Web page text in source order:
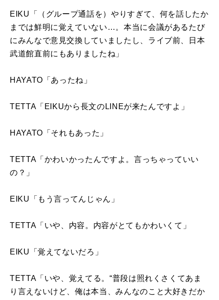
EIKU「（グループ通話を）やりすぎて、何を話したか
までは鮮明に覚えていない…。本当に会議があるたび
にみんなで意見交換していましたし、ライブ前、日本
武道館直前にもありましたね」
HAYATO「あったね」
TETTA「 EIKUから長文の LINEが来たんですよ」
HAYATO「それもあった」
TETTA「かわいかったんですよ。言っちゃっていい
の？」
EIKU「もう言ってんじゃん」
TETTA「いや、内容。内容がとてもかわいくて」
EIKU「覚えてないだろ」
TETTA「いや、覚えてる。“普段は照れくさくてあま
り言えないけど、俺は本当、みんなのこと大好きだか